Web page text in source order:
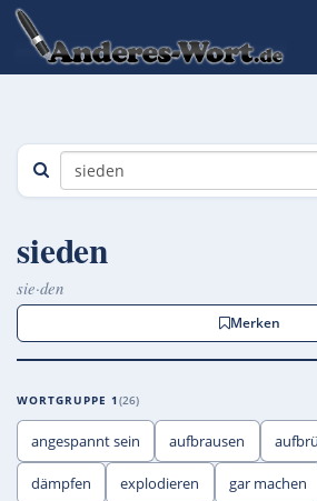
sieden
sie·den
Merken
WORTGRUPPE 1 26
angespannt sein aufbrausen
dämpfen explodieren gar machen